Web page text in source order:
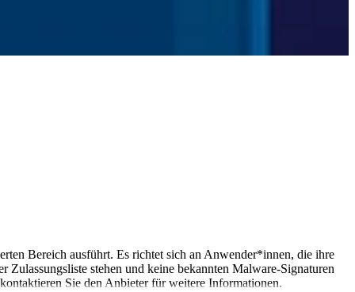
Bereich ausführt. Es richtet sich an Anwender*innen, die ihre
stehen und keine bekannten Malware-Signaturen
Sie den Anbieter für weitere Informationen.